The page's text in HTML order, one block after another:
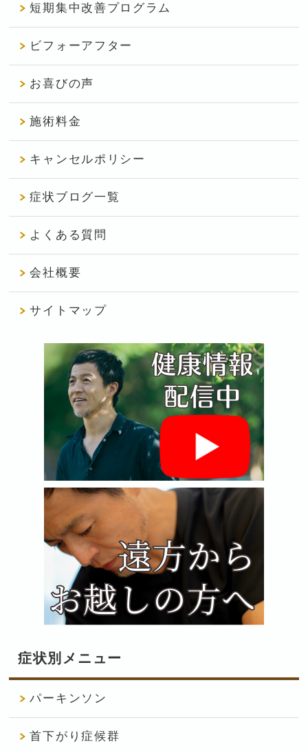
短期集中改善プログラム
ビフォーアフター
お喜びの声
施術料金
キャンセルポリシー
症状ブログ一覧
よくある質問
会社概要
サイトマップ
症状別メニュー
パーキンソン
首下がり症候群